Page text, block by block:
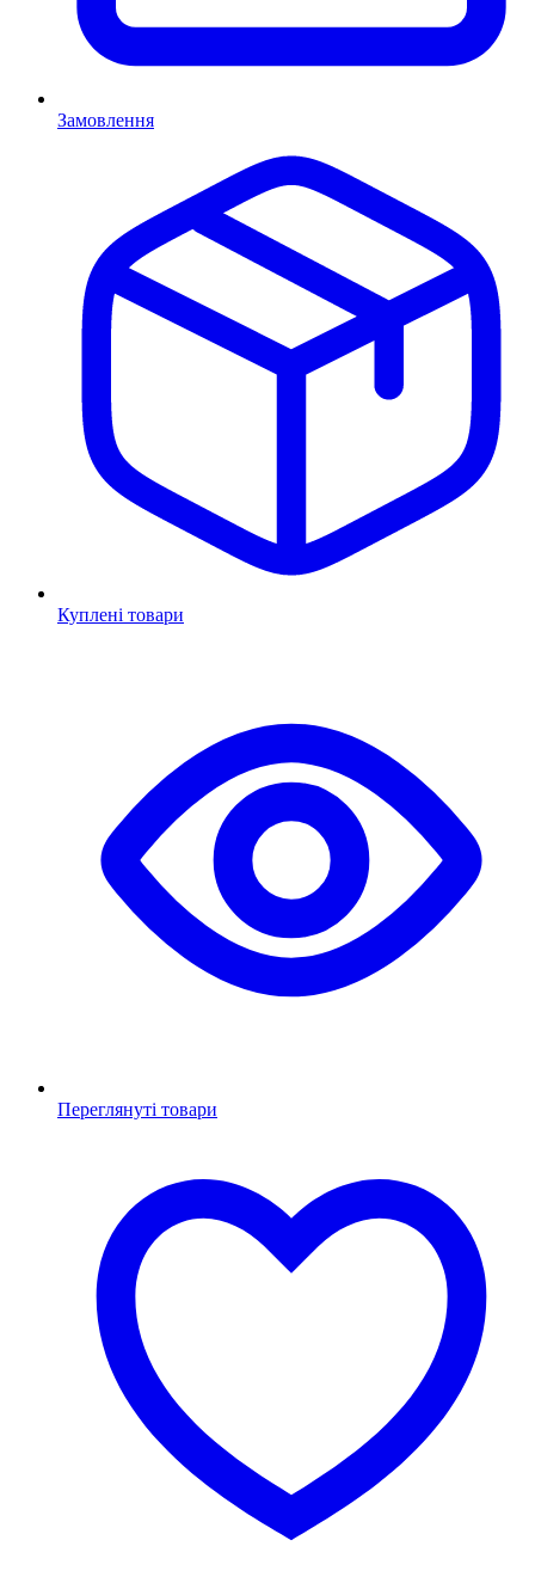
Замовлення
Куплені товари
Переглянуті товари